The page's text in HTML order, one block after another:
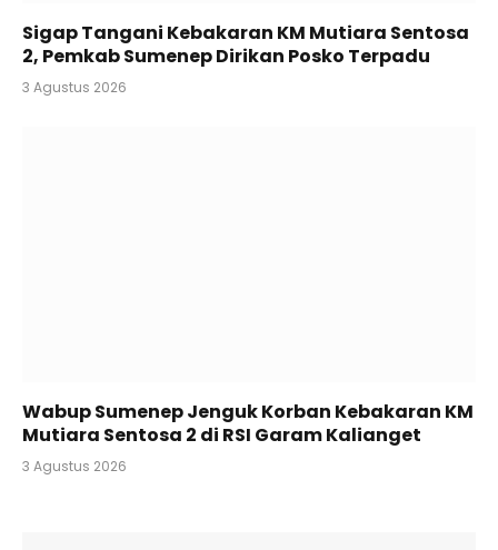
Sigap Tangani Kebakaran KM Mutiara Sentosa
2, Pemkab Sumenep Dirikan Posko Terpadu
3 Agustus 2026
Wabup Sumenep Jenguk Korban Kebakaran KM
Mutiara Sentosa 2 di RSI Garam Kalianget
3 Agustus 2026